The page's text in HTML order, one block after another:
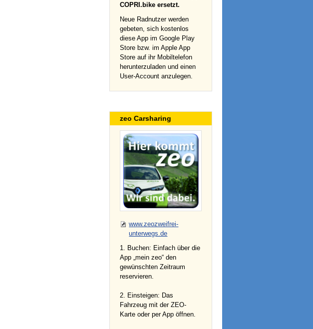
COPRI.bike ersetzt.
Neue Radnutzer werden
gebeten, sich kostenlos
diese App im Google Play
Store bzw. im Apple App
Store auf ihr Mobiltelefon
herunterzuladen und einen
User-Account anzulegen.
zeo Carsharing
www.zeozweifrei-
unterwegs.de
1. Buchen: Einfach über die
App „mein zeo“ den
gewünschten Zeitraum
reservieren.
2. Einsteigen: Das
Fahrzeug mit der ZEO-
Karte oder per App öffnen.